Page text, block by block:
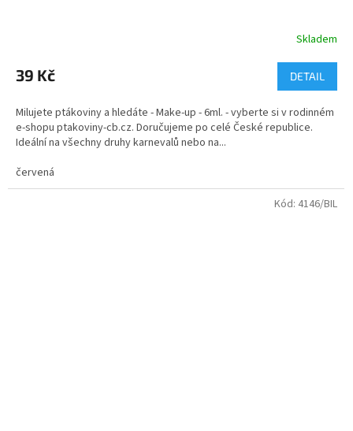
produktu
je
z
5
hvězdiček.
Skladem
39 Kč DETAIL
Milujete ptákoviny a hledáte - Make-up - 6ml. - vyberte si v rodinném
e-shopu ptakoviny-cb.cz. Doručujeme po celé České republice.
Ideální na všechny druhy karnevalů nebo na...
červená
Kód: 4146/BIL